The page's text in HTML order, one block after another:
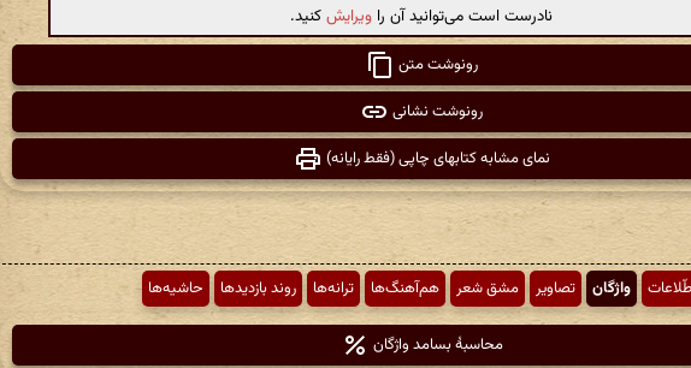
نادرست است می‌توانید آن را ویرایشکنید.
رونوشت متن
رونوشت نشانی
نمای مشابه کتابهای چاپی (فقط رایانه)
واژگان تصاویر مشق شعر هم‌آهنگ‌ها ترانه‌ها روند بازدیدها حاشیه‌ها
محاسبهٔ بسامد واژگان